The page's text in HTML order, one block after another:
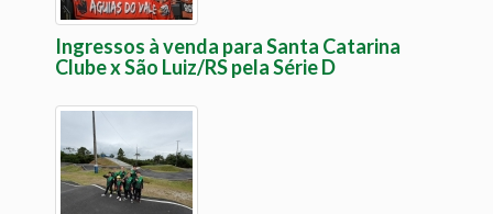
Ingressos à venda para Santa Catarina
Clube x São Luiz/RS pela Série D